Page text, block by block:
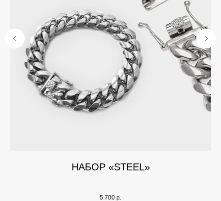
НАБОР «STEEL»
5 700 р.